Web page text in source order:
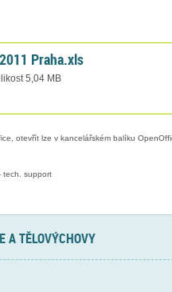
Praha.xls
5,04 MB
otevřít lze v kancelářském balíku
tech. support
A TĚLOVÝCHOVY